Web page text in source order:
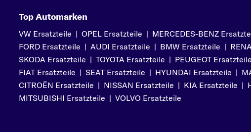
OPEL
PEUGEOT
PORSCHE
R
Top Automarken
VW Ersatzteile | OPEL Ersatzteile | MERCEDES-BENZ
FORD Ersatzteile | AUDI Ersatzteile | BMW Ersatzteile |
SKODA Ersatzteile | TOYOTA Ersatzteile | PEUGEOT Ersatzteile
FIAT Ersatzteile | SEAT Ersatzteile | HYUNDAI Ersatzteile |
CITROËN Ersatzteile | NISSAN Ersatzteile | KIA Ersatzteile |
MITSUBISHI Ersatzteile | VOLVO Ersatzteile